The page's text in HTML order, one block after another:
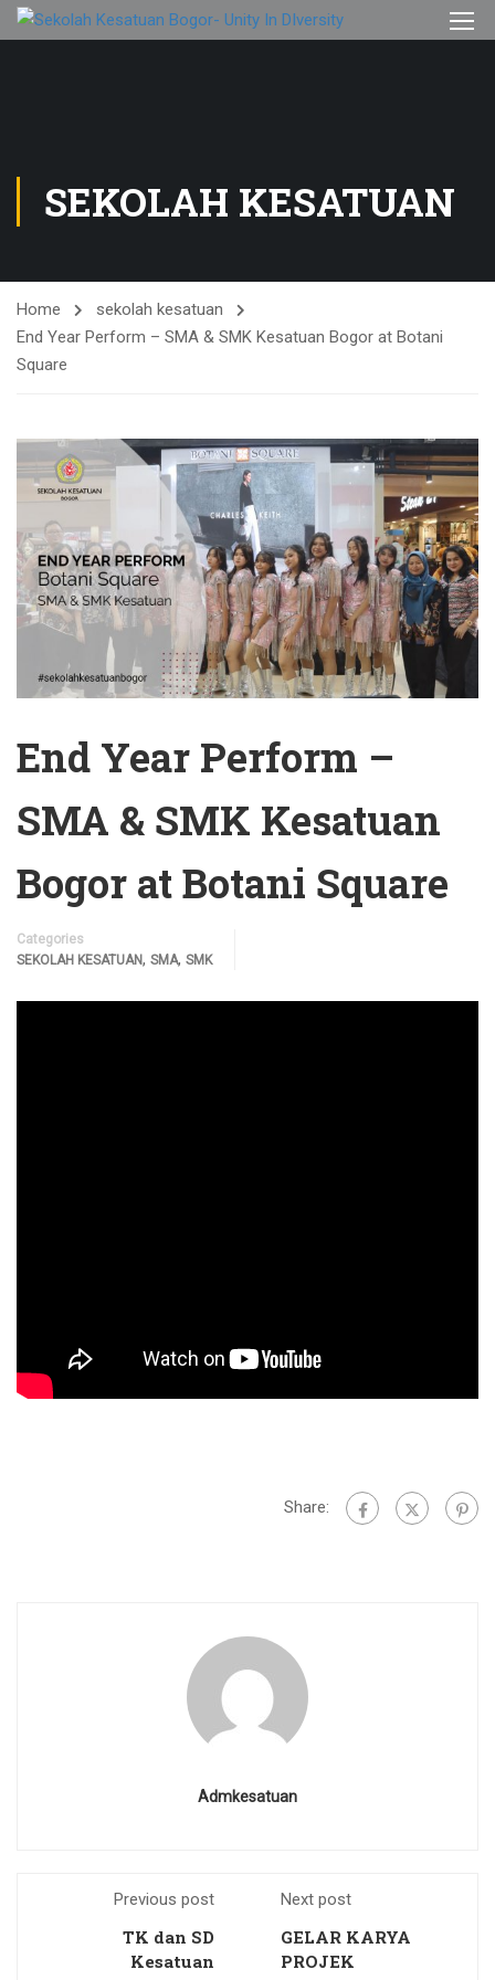
SEKOLAH KESATUAN
Home
sekolah kesatuan
End Year Perform – SMA & SMK Kesatuan Bogor at Botani
Square
End Year Perform –
SMA & SMK Kesatuan
Bogor at Botani Square
Categories
SEKOLAH KESATUAN, SMA, SMK
Share:
Admkesatuan
Previous post
TK dan SD
Kesatuan
Next post
GELAR KARYA
PROJEK